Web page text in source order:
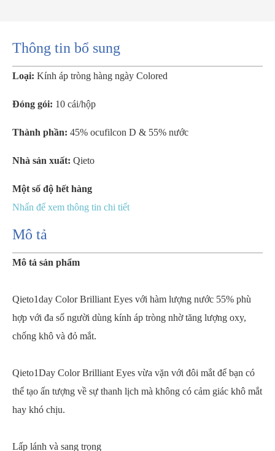
Thông tin bổ sung
Loại: Kính áp tròng hàng ngày Colored
Đóng gói: 10 cái/hộp
Thành phần: 45% ocufilcon D & 55% nước
Nhà sản xuất: Qieto
Một số độ hết hàng
Nhấn để xem thông tin chi tiết
Mô tả
Mô tả sản phẩm
Qieto1day Color Brilliant Eyes với hàm lượng nước 55% phù
hợp với đa số người dùng kính áp tròng nhờ tăng lượng oxy,
chống khô và đỏ mắt.
Qieto1Day Color Brilliant Eyes vừa vặn với đôi mắt để bạn có
thể tạo ấn tượng về sự thanh lịch mà không có cảm giác khô mắt
hay khó chịu.
Lấp lánh và sang trọng